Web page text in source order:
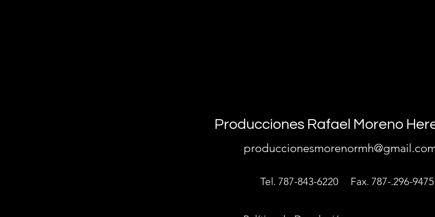
Producciones Rafael Moreno
Tel. 787-843-6220 Fax. 787-.296-9475